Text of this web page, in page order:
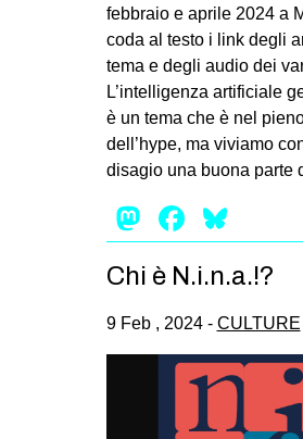
febbraio e aprile 2024 a
coda al testo i link degli
tema e degli audio dei
L’intelligenza artificiale
è un tema che è nel
dell’hype, ma viviamo
disagio una buona parte
Mastodon
Chi è N.i.n.a.!?
9 Feb , 2024 - CULTURE